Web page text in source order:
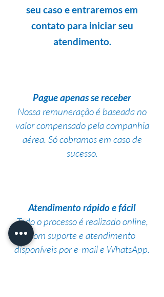
seu caso e entraremos em
contato para iniciar seu
atendimento.
Pague apenas se receber
Nossa remuneração é baseada no
valor compensado pela companhia
aérea. Só cobramos em caso de
sucesso.
Atendimento rápido e fácil
Todo o processo é realizado online,
com suporte e atendimento
disponíveis por e-mail e WhatsApp.